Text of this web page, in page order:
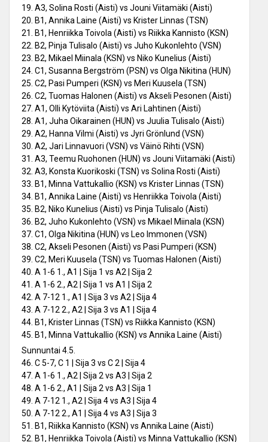
19. A3, Solina Rosti (Aisti) vs Jouni Viitamäki (Aisti)
20. B1, Annika Laine (Aisti) vs Krister Linnas (TSN)
21. B1, Henriikka Toivola (Aisti) vs Riikka Kannisto (KSN)
22. B2, Pinja Tulisalo (Aisti) vs Juho Kukonlehto (VSN)
23. B2, Mikael Miinala (KSN) vs Niko Kunelius (Aisti)
24. C1, Susanna Bergström (PSN) vs Olga Nikitina (HUN)
25. C2, Pasi Pumperi (KSN) vs Meri Kuusela (TSN)
26. C2, Tuomas Halonen (Aisti) vs Akseli Pesonen (Aisti)
27. A1, Olli Kytöviita (Aisti) vs Ari Lahtinen (Aisti)
28. A1, Juha Oikarainen (HUN) vs Juulia Tulisalo (Aisti)
29. A2, Hanna Vilmi (Aisti) vs Jyri Grönlund (VSN)
30. A2, Jari Linnavuori (VSN) vs Väinö Rihti (VSN)
31. A3, Teemu Ruohonen (HUN) vs Jouni Viitamäki (Aisti)
32. A3, Konsta Kuorikoski (TSN) vs Solina Rosti (Aisti)
33. B1, Minna Vattukallio (KSN) vs Krister Linnas (TSN)
34. B1, Annika Laine (Aisti) vs Henriikka Toivola (Aisti)
35. B2, Niko Kunelius (Aisti) vs Pinja Tulisalo (Aisti)
36. B2, Juho Kukonlehto (VSN) vs Mikael Miinala (KSN)
37. C1, Olga Nikitina (HUN) vs Leo Immonen (VSN)
38. C2, Akseli Pesonen (Aisti) vs Pasi Pumperi (KSN)
39. C2, Meri Kuusela (TSN) vs Tuomas Halonen (Aisti)
40. A 1-6 1., A1 | Sija 1 vs A2 | Sija 2
41. A 1-6 2., A2 | Sija 1 vs A1 | Sija 2
42. A 7-12 1., A1 | Sija 3 vs A2 | Sija 4
43. A 7-12 2., A2 | Sija 3 vs A1 | Sija 4
44. B1, Krister Linnas (TSN) vs Riikka Kannisto (KSN)
45. B1, Minna Vattukallio (KSN) vs Annika Laine (Aisti)
Sunnuntai 4.5.
46. C 5-7, C 1 | Sija 3 vs C 2 | Sija 4
47. A 1-6 1., A2 | Sija 2 vs A3 | Sija 2
48. A 1-6 2., A1 | Sija 2 vs A3 | Sija 1
49. A 7-12 1., A2 | Sija 4 vs A3 | Sija 4
50. A 7-12 2., A1 | Sija 4 vs A3 | Sija 3
51. B1, Riikka Kannisto (KSN) vs Annika Laine (Aisti)
52. B1, Henriikka Toivola (Aisti) vs Minna Vattukallio (KSN)